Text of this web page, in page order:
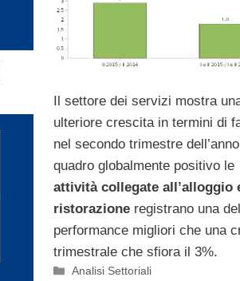
Il settore dei servizi mostra
ulteriore crescita in termini di
nel secondo trimestre
quadro globalmente positivo le
attività collegate all’alloggio
ristorazioneregistrano una
performance migliori che una
trimestrale che sfiora il 3%.
Categorie
Analisi Settoriali